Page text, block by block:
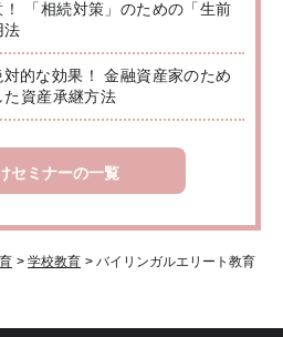
「相続対策」のための「生前
法
的な効果！ 金融資産家のため
資産承継方法
セミナーの一覧
> 学校教育 > バイリンガルエリート教育